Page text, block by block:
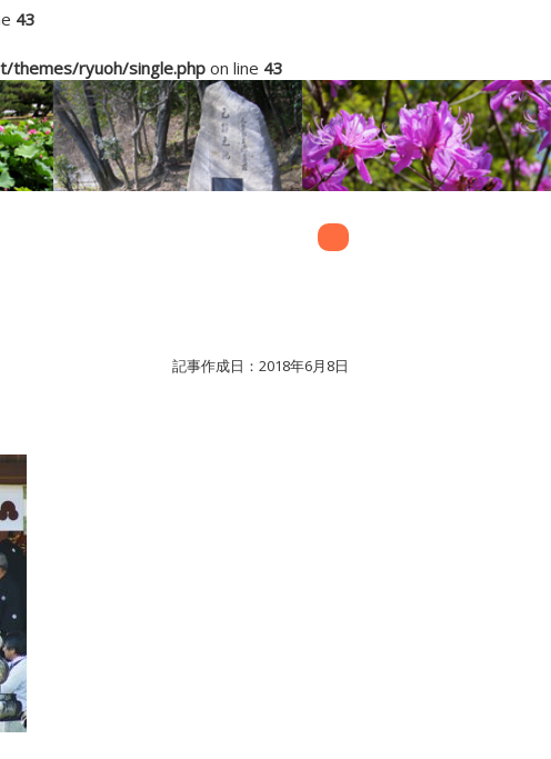
43
themes/ryuoh/single.php on line 43
記事作成日：2018年6月8日